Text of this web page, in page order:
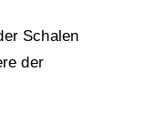
Schalen
der